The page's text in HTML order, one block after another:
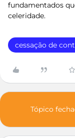
fundamentados
celeridade.
cessação de
Tópico